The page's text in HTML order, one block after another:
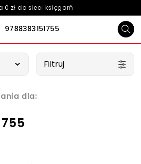
0 zł do sieci księgarń
9788383151755
dla:
Filtruj